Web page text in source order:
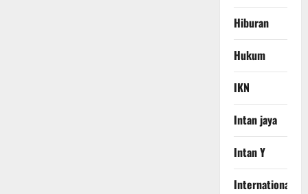
Hiburan
Hukum
IKN
Intan jaya
Intan Y
International